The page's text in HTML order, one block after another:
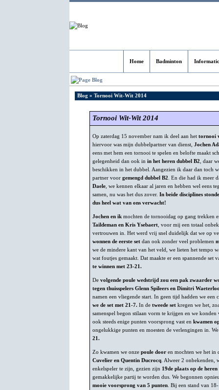
Home Badminton
Blog
Blog » Tornooi Wit-Wit 2014
Tornooi Wit-Wit 2014
Op zaterdag 15 november nam ik deel aan het tornooi
hiervoor was mijn dubbelpartner van dienst, Jochen
eens met hem een tornooi te spelen en belofte maakt
gelegenheid dan ook in in het heren dubbel B2 , daar
beschikken in het dubbel. Aangezien ik daar dan toch
partner voor gemengd dubbel B2 . En die had ik meer
Daele , we kennen elkaar al jaren en hebben wel eens
samen, nu was het dus zover. In beide disciplines
dus heel wat van ons verwacht!
Jochen en ik mochten de tornooidag op gang trekken
Taildeman en Kris Ysebaert , voor mij een totaal
vertrouwen in. Het werd vrij snel duidelijk dat we op
wonnen de eerste set dan ook zonder veel problemen
we de mindere kant van het veld, we lieten het tempo
wat foutjes gemaakt. Dat maakte er een spannende
te winnen met 23-21.
De volgende poule wedstrijd zou een pak zwaarder
tegen thuisspelers Glenn Spileers en Dimitri
namen een vliegende start. In geen tijd hadden we
we de set met 21-7. In de tweede set kregen we het,
samenspel begon stilaan vorm te krijgen en we konden
ook steeds enige punten voorsprong vast en kwamen
ongelukkige punten en moesten de verlengingen in. We
21.
Zo kwamen we onze poule door en mochten we het in
Cuvelier en Quentin Ducrocq . Alweer 2
enkelspeler te zijn, gezien zijn 19de plaats op de
gemakkelijke partij te worden dus. We begonnen
mooie voorsprong van 5 punten . Bij een stand van